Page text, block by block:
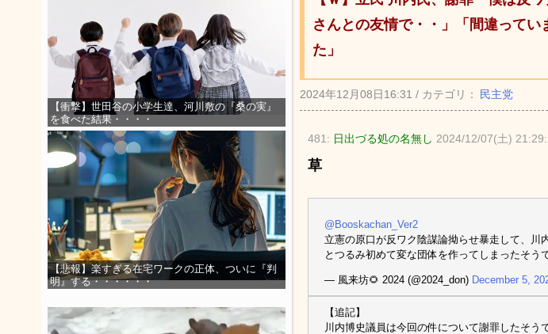
【衝撃】世田谷の小学生達、河川敷の『桑の実』
を食べた結果・・・・
【悲報】楽すぎる在宅ワークの正体、ついに『判
明』する・・・・・・
さんとの友情で・・」「間違って
た」
2024年12月08日16:31 / カテゴリ： 民主党
481: 日出づる処の名無し 2024/12/07(土)
草
@Booskachan_Ver2
立憲の原口が反ワク陰謀論拗らせ暴走して、
とつるみ初めて変な団体を作ってしまったそう
— 風来坊🌻 2024 (@2024_don) December 5,
【追記】
川内博史議員は今回の件について謝罪したそうで